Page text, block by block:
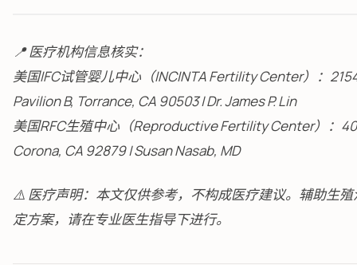
📍 医疗机构信息核实：
美国IFC试管婴儿中心（INCINTA Fertility Center）：
Pavilion B, Torrance, CA 90503 | Dr. James P. Lin
美国RFC生殖中心（Reproductive Fertility Center）：
Corona, CA 92879 | Susan Nasab, MD
⚠️ 医疗声明：本文仅供参考，不构成医疗建议。辅助生
定方案，请在专业医生指导下进行。